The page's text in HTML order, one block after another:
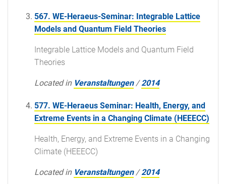
567. WE-Heraeus-Seminar: Integrable Lattice
Models and Quantum Field Theories
Integrable Lattice Models and Quantum Field
Theories
Located in Veranstaltungen /2014
577. WE-Heraeus Seminar: Health, Energy, and
Extreme Events in a Changing Climate (HEEECC)
Health, Energy, and Extreme Events in a Changing
Climate (HEEECC)
Located in Veranstaltungen /2014